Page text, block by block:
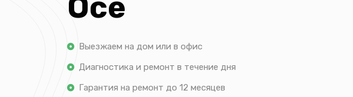
Выезжаем на дом или в офис
Диагностика и ремонт в течение дня
Гарантия на ремонт до 12 месяцев